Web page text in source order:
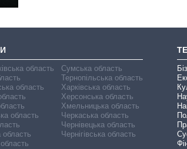
область
область
область
область
Сумська область
Тернопільська область
Харківська область
Херсонська область
Хмельницька область
Черкаська область
Чернівецька область
Чернігівська область